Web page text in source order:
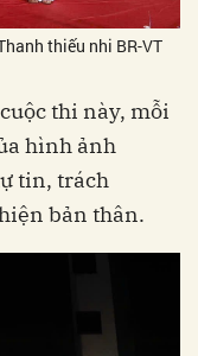
thiếu nhi BR-VT
thi này, mỗi
hình ảnh
tin, trách
bản thân.